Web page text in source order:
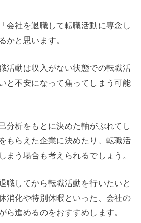
会社を退職して転職活動に専念し
かと思います。
活動は収入がない状態での転職活
と不安になって焦ってしまう可能
分析をもとに決めた軸がぶれてし
もらえた企業に決めたり、転職活
まう場合も考えられるでしょう。
職してから転職活動を行いたいと
消化や特別休暇といった、会社の
ら進めるのをおすすめします。